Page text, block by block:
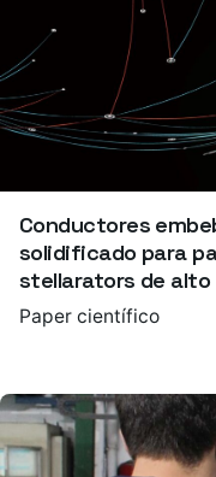
Conductores
solidificado para
stellarators de alto
Paper científico